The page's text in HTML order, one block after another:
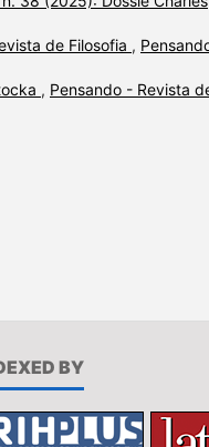
de Filosofia ,
, Pensando - Revista
BY